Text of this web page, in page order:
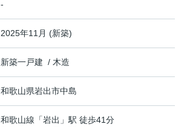
-
2025年11月 (新築)
新築一戸建 / 木造
和歌山県岩出市中島
和歌山線 「岩出 」駅 徒歩41分